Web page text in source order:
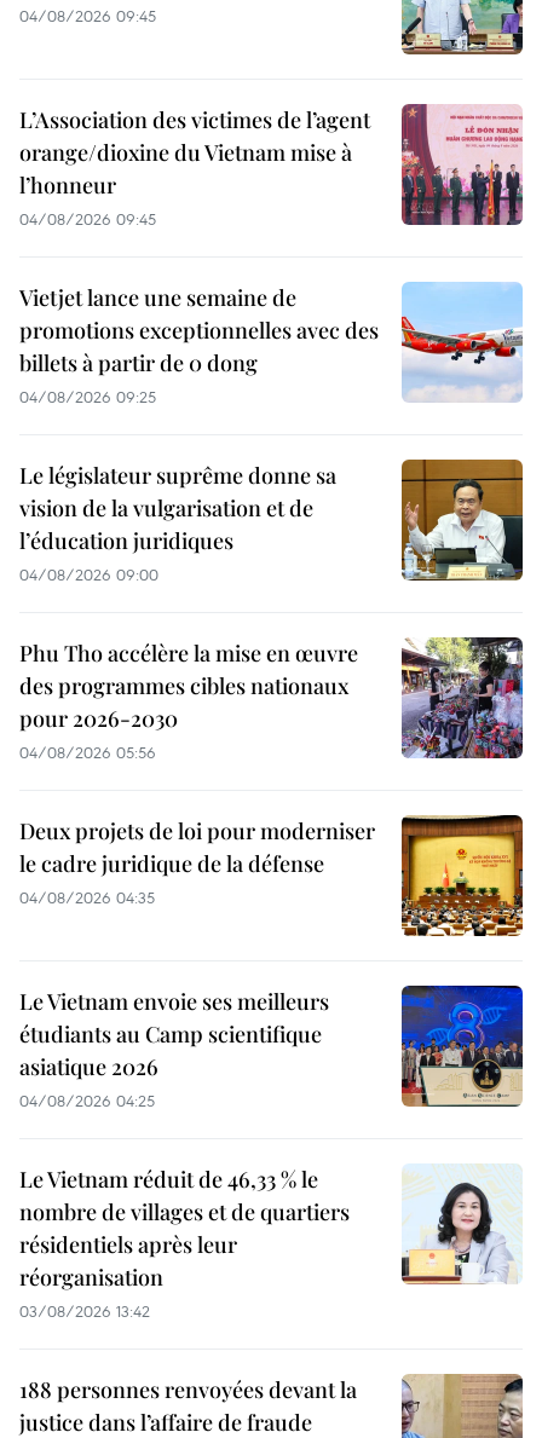
04/08/2026 09:45
L’Association des victimes de l’agent
orange/dioxine du Vietnam mise à
l’honneur
04/08/2026 09:45
Vietjet lance une semaine de
promotions exceptionnelles avec des
billets à partir de 0 dong
04/08/2026 09:25
Le législateur suprême donne sa
vision de la vulgarisation et de
l’éducation juridiques
04/08/2026 09:00
Phu Tho accélère la mise en œuvre
des programmes cibles nationaux
pour 2026-2030
04/08/2026 05:56
Deux projets de loi pour moderniser
le cadre juridique de la défense
04/08/2026 04:35
Le Vietnam envoie ses meilleurs
étudiants au Camp scientifique
asiatique 2026
04/08/2026 04:25
Le Vietnam réduit de 46,33 % le
nombre de villages et de quartiers
résidentiels après leur
réorganisation
03/08/2026 13:42
188 personnes renvoyées devant la
justice dans l’affaire de fraude